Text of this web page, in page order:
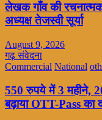
लेखक गाँव की रचनात्मक
अध्यक्ष तेजस्वी सूर्या
August 9, 2026
गढ़ संवेदना
Commercial National
550 रुपये में 3 महीने,
बढ़ाया OTT-Pass का